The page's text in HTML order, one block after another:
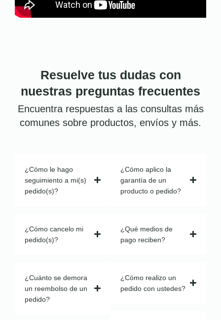
Resuelve tus dudas con
nuestras preguntas frecuentes
Encuentra respuestas a las consultas más
comunes sobre productos, envíos y más.
¿Cómo le hago
seguimiento a mi(s)
pedido(s)?
¿Cómo cancelo mi
pedido(s)?
¿Cuánto se demora
un reembolso de un
pedido?
¿Cómo aplico la
garantía de un
producto o pedido?
¿Qué medios de
pago reciben?
¿Cómo realizo un
pedido con ustedes?